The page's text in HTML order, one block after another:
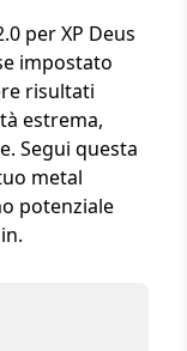
per XP Deus
impostato
risultati
estrema,
Segui questa
metal
potenziale